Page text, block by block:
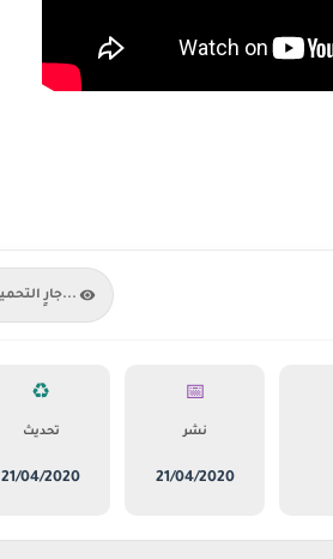
جارٍ التحميل...
📅
نشر
21/04/2020
♻️
تحديث
21/04/2020